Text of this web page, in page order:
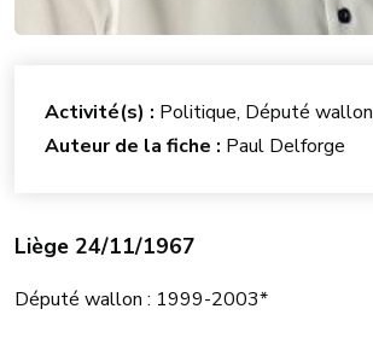
Liège 24/11/1967
Député wallon : 1999-2003*
Activité(s) : Politique, Député wallon
Auteur de la fiche : Paul Delforge